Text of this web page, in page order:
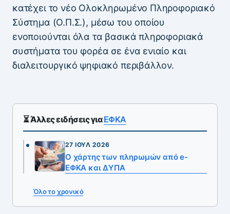
κατέχει το νέο Ολοκληρωμένο Πληροφοριακό
Σύστημα (Ο.Π.Σ.), μέσω του οποίου
ενοποιούνται όλα τα βασικά πληροφοριακά
συστήματα του φορέα σε ένα ενιαίο και
διαλειτουργικό ψηφιακό περιβάλλον.
⏳ Άλλες ειδήσεις γιαΕΦΚΑ
27 ΙΟΎΛ 2026
Ο χάρτης των πληρωμών από e-
ΕΦΚΑ και ΔΥΠΑ
Όλο το χρονικό